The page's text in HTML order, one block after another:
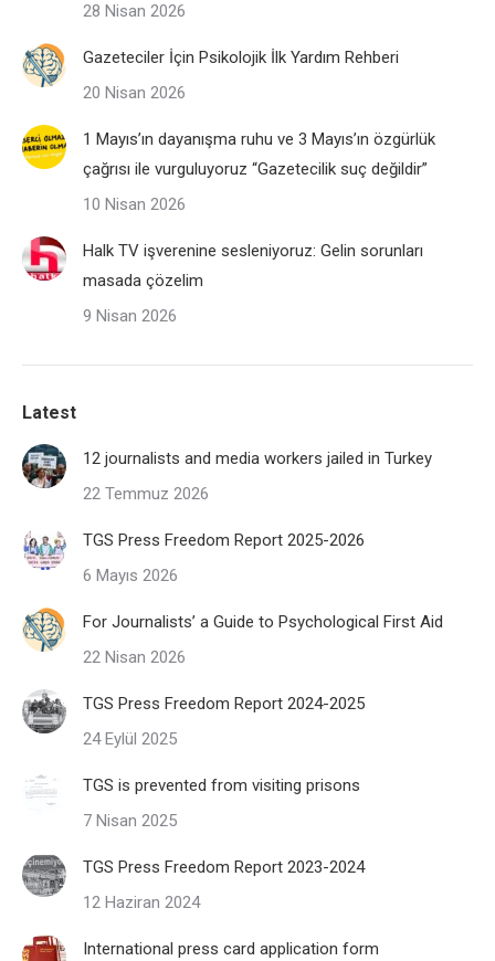
28 Nisan 2026
Gazeteciler İçin Psikolojik İlk Yardım Rehberi
20 Nisan 2026
1 Mayıs’ın dayanışma ruhu ve 3 Mayıs’ın özgürlük
çağrısı ile vurguluyoruz “Gazetecilik suç değildir”
10 Nisan 2026
Halk TV işverenine sesleniyoruz: Gelin sorunları
masada çözelim
9 Nisan 2026
Latest
12 journalists and media workers jailed in Turkey
22 Temmuz 2026
TGS Press Freedom Report 2025-2026
6 Mayıs 2026
For Journalists’ a Guide to Psychological First Aid
22 Nisan 2026
TGS Press Freedom Report 2024-2025
24 Eylül 2025
TGS is prevented from visiting prisons
7 Nisan 2025
TGS Press Freedom Report 2023-2024
12 Haziran 2024
International press card application form